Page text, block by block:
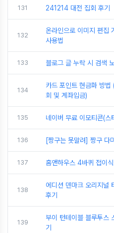
131 241214 대전 집회 후기
132
온라인으로 이미지 편
사용법
133 블로그 글 누락 시 검색
134
카드 포인트 현금화 방법
회 및 계좌입금)
135 네이버 무료 이모티콘(스
136 [짱구는 못말려] 짱구 다
137 홈앤하우스 4바퀴 접이
138
에디션 덴마크 오리지널
후기
139
부이 턴테이블 블루투스
기